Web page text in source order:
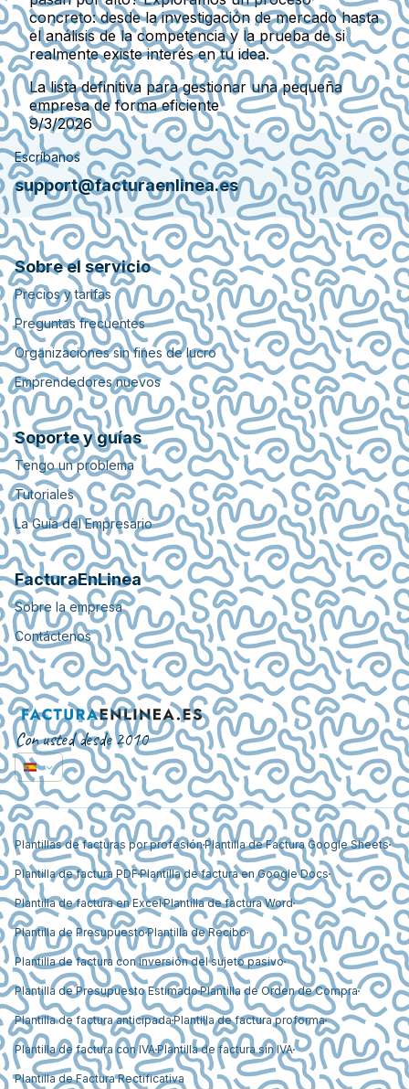
concreto: desde la investigación de mercado hasta
el análisis de la competencia y la prueba de si
realmente existe interés en tu idea.
La lista definitiva para gestionar una pequeña
empresa de forma eficiente
9/3/2026
Escríbanos
support@facturaenlinea.es
Sobre el servicio
Precios y tarifas
Preguntas frecuentes
Organizaciones sin fines de lucro
Emprendedores nuevos
Soporte y guías
Tengo un problema
Tutoriales
La Guía del Empresario
FacturaEnLinea
Sobre la empresa
Contáctenos
Con usted desde 2010
Plantillas de facturas por profesiónPlantilla de Factura Google Sheets
Plantilla de factura PDFPlantilla de factura en Google Docs
Plantilla de factura en ExcelPlantilla de factura Word
Plantilla de PresupuestoPlantilla de Recibo
Plantilla de factura con inversión del sujeto pasivo
Plantilla de Presupuesto EstimadoPlantilla de Orden de Compra
Plantilla de factura anticipadaPlantilla de factura proforma
Plantilla de factura con IVAPlantilla de factura sin IVA
Plantilla de Factura Rectificativa